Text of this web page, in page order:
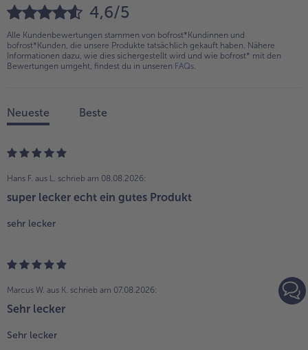
4,6/5
Alle Kundenbewertungen stammen von bofrost*Kundinnen und
bofrost*Kunden, die unsere Produkte tatsächlich gekauft haben. Nähere
Informationen dazu, wie dies sichergestellt wird und wie bofrost* mit den
Bewertungen umgeht, findest du in unseren FAQs
Neueste Beste
Hans F. aus L. schrieb am 08.08.2026:
super lecker echt ein gutes Produkt
sehr lecker
Marcus W. aus K. schrieb am 07.08.2026:
Sehr lecker
Sehr lecker